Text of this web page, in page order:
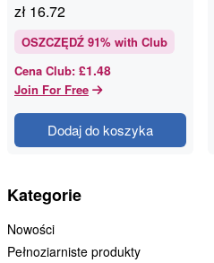
Kategorie
Nowości
Pełnoziarniste produkty
zł 16.72
OSZCZĘDŹ 91% with Club
Cena Club: £1.48
Join For Free
Dodaj do koszyka